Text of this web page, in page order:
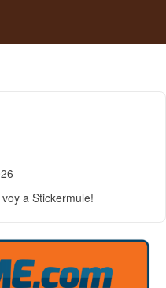
a Stickermule!